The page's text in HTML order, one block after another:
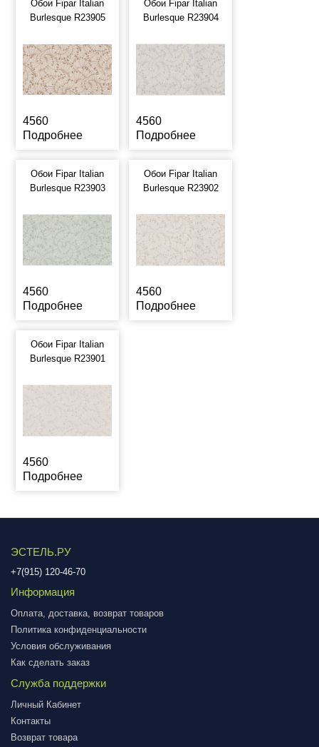
Обои Fipar Italian
Burlesque R23905
4560
Подробнее
Обои Fipar Italian
Burlesque R23904
4560
Подробнее
Обои Fipar Italian
Burlesque R23903
4560
Подробнее
Обои Fipar Italian
Burlesque R23902
4560
Подробнее
Обои Fipar Italian
Burlesque R23901
4560
Подробнее
ЭСТЕЛЬ.РУ
+7(915) 120-46-70
Информация
Оплата, доставка, возврат товаров
Политика конфиденциальности
Условия обслуживания
Как сделать заказ
Служба поддержки
Личный Кабинет
Контакты
Возврат товара